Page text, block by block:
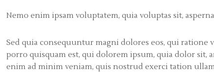
Nemo enim ipsam voluptatem, quia voluptas sit,
Sed quia consequuntur magni dolores eos, qui ratione
porro quisquam est, qui dolorem ipsum, quia dolor sit,
enim ad minim veniam, quis nostrud exerci tation